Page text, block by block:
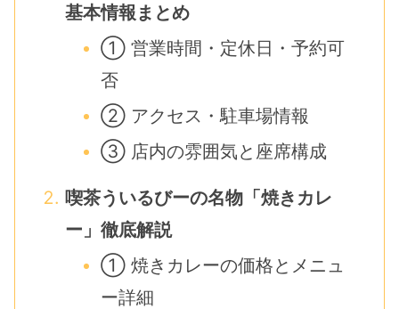
基本情報まとめ
① 営業時間・定休日・予約可
否
② アクセス・駐車場情報
③ 店内の雰囲気と座席構成
喫茶ういるびーの名物「焼きカレ
ー」徹底解説
① 焼きカレーの価格とメニュ
ー詳細